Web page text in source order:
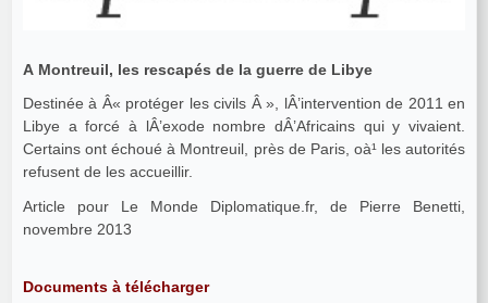
A Montreuil, les rescapés de la guerre de Libye
Destinée à Â« protéger les civils Â », lÂ’intervention de 2011 en
Libye a forcé à lÂ’exode nombre dÂ’Africains qui y vivaient.
Certains ont échoué à Montreuil, près de Paris, oà¹ les autorités
refusent de les accueillir.
Article pour Le Monde Diplomatique.fr, de Pierre Benetti,
novembre 2013
Documents à télécharger